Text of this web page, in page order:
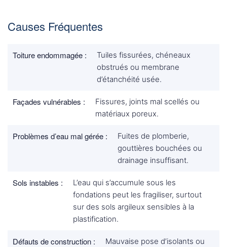
Causes Fréquentes
Toiture endommagée :
Tuiles fissurées, chéneaux
obstrués ou membrane
d’étanchéité usée.
Façades vulnérables :
Fissures, joints mal scellés ou
matériaux poreux.
Problèmes d’eau mal gérée :
Fuites de plomberie,
gouttières bouchées ou
drainage insuffisant.
Sols instables :
L’eau qui s’accumule sous les
fondations peut les fragiliser, surtout
sur des sols argileux sensibles à la
plastification.
Défauts de construction :
Mauvaise pose d’isolants ou